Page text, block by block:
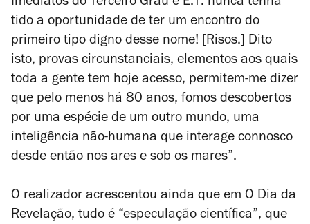
Imediatos do Terceiro Grau e E.T . nunca tenha
tido a oportunidade de ter um encontro do
primeiro tipo digno desse nome! [Risos.] Dito
isto, provas circunstanciais, elementos aos quais
toda a gente tem hoje acesso, permitem-me dizer
que pelo menos há 80 anos, fomos descobertos
por uma espécie de um outro mundo, uma
inteligência não-humana que interage connosco
desde então nos ares e sob os mares”.
O realizador acrescentou ainda que em O Dia da
Revelação, tudo é “especulação científica”, que